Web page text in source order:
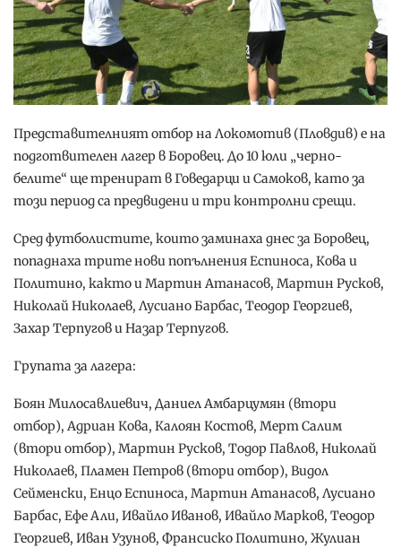
Представителният отбор на Локомотив (Пловдив) e на
подготвителен лагер в Боровец. До 10 юли „черно-
белите“ ще тренират в Говедарци и Самоков, като за
този период са предвидени и три контролни срещи.
Сред футболистите, които заминаха днес за Боровец,
попаднаха трите нови попълнения Еспиноса, Кова и
Политино, както и Мартин Атанасов, Мартин Русков,
Николай Николаев, Лусиано Барбас, Теодор Георгиев,
Захар Терпугов и Назар Терпугов.
Групата за лагера:
Боян Милосавлиевич, Даниел Амбарцумян (втори
отбор), Адриан Кова, Калоян Костов, Мерт Салим
(втори отбор), Мартин Русков, Тодор Павлов, Николай
Николаев, Пламен Петров (втори отбор), Видол
Сейменски, Енцо Еспиноса, Мартин Атанасов, Лусиано
Барбас, Ефе Али, Ивайло Иванов, Ивайло Марков, Теодор
Георгиев, Иван Узунов, Франсиско Политино, Жулиан